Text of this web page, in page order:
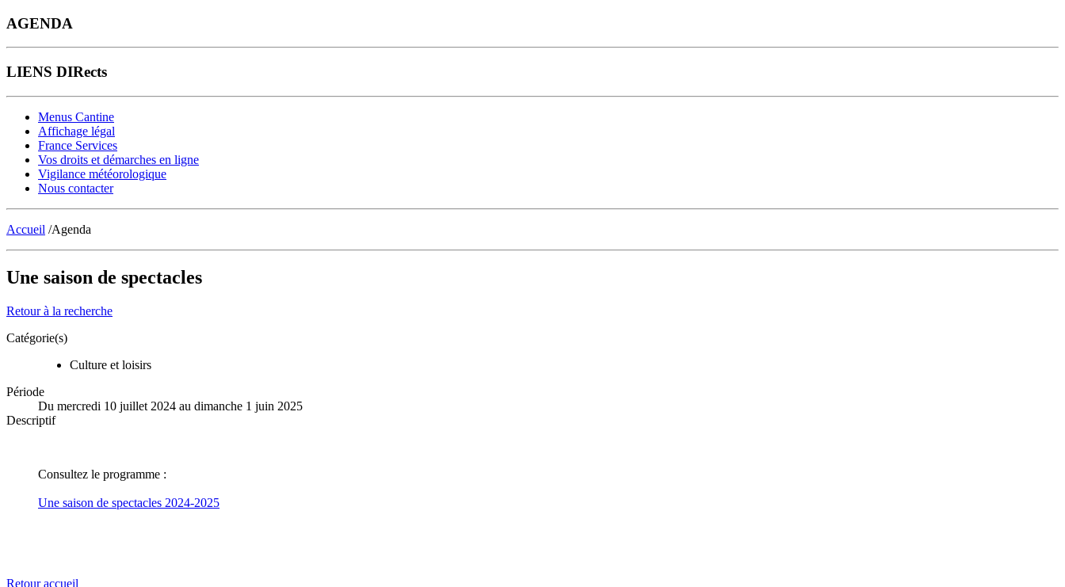
AGENDA
LIENS DIRects
Menus Cantine
Affichage légal
France Services
Vos droits et démarches en ligne
Vigilance météorologique
Nous contacter
Accueil /Agenda
Une saison de spectacles
Retour à la recherche
Catégorie(s)
Culture et loisirs
Période
Du mercredi 10 juillet 2024 au dimanche 1 juin 2025
Descriptif
Consultez le programme :
Une saison de spectacles 2024-2025
Retour accueil